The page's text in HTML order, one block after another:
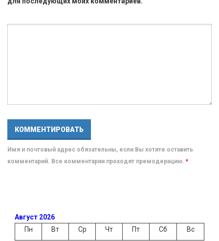
Имя и почтовый адрес обязательны, если Вы хотите оставить
комментарий. Все комментарии проходят премодерацию. *
Август 2026
Пн
Вт Ср Чт Пт Сб Вс